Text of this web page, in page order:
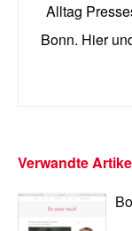
Alltag
Bonn. Hier
Verwandte